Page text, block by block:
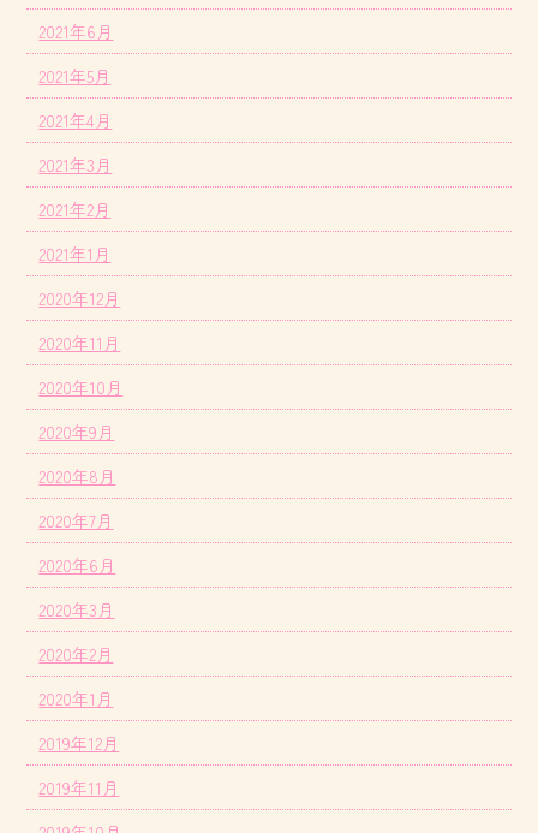
2021年6月
2021年5月
2021年4月
2021年3月
2021年2月
2021年1月
2020年12月
2020年11月
2020年10月
2020年9月
2020年8月
2020年7月
2020年6月
2020年3月
2020年2月
2020年1月
2019年12月
2019年11月